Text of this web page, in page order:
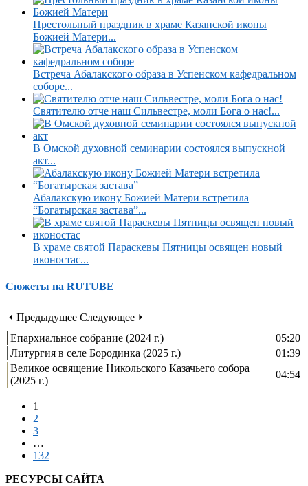
Престольный праздник в храме Казанской иконы
Божией Матери...
Встреча Абалакского образа в Успенском кафедральном
соборе...
Святителю отче наш Сильвестре, моли Бога о нас!...
В Омской духовной семинарии состоялся выпускной
акт...
Абалакскую икону Божией Матери встретила
“Богатырская застава”...
В храме святой Параскевы Пятницы освящен новый
иконостас...
Сюжеты на RUTUBE
⏴ Предыдущее Следующее ⏵
Епархиальное собрание (2024 г.)
05:20
Литургия в селе Бородинка (2025 г.)
01:39
Великое освящение Никольского Казачьего собора
(2025 г.)
04:54
1
2
3
…
132
РЕСУРСЫ САЙТА